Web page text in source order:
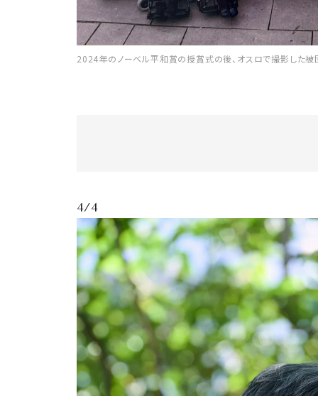
2024年のノーベル平和賞の授賞式の後、オスロで撮影した
4/4